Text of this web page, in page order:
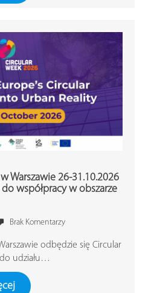
Warszawie 26-31.10.2026
współpracy w obszarze
Brak Komentarzy
odbędzie się Circular
udziału…